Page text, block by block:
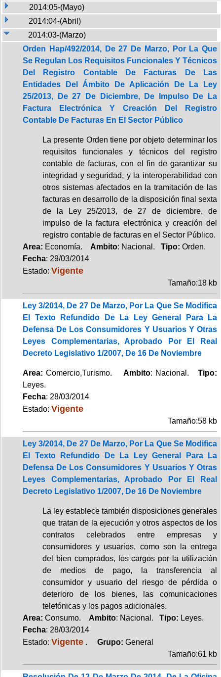
2014:05-(Mayo)
2014:04-(Abril)
2014:03-(Marzo)
Orden Hap/492/2014, De 27 De Marzo, Por La Que
Se Regulan Los Requisitos Funcionales Y Técnicos
Del Registro Contable De Facturas De Las
Entidades Del Ámbito De Aplicación De La Ley
25/2013, De 27 De Diciembre, De Impulso De La
Factura Electrónica Y Creación Del Registro
Contable De Facturas En El Sector Público
La presente Orden tiene por objeto determinar los
requisitos funcionales y técnicos del registro
contable de facturas, con el fin de garantizar su
integridad y seguridad, y la interoperabilidad con
otros sistemas afectados en la tramitación de las
facturas en desarrollo de la disposición final sexta
de la Ley 25/2013, de 27 de diciembre, de
impulso de la factura electrónica y creación del
registro contable de facturas en el Sector Público.
Area: Economía. Ambito: Nacional. Tipo: Orden.
Fecha: 29/03/2014
Estado: Vigente
Tamaño:18 kb
Ley 3/2014, De 27 De Marzo, Por La Que Se Modifica
El Texto Refundido De La Ley General Para La
Defensa De Los Consumidores Y Usuarios Y Otras
Leyes Complementarias, Aprobado Por El Real
Decreto Legislativo 1/2007, De 16 De Noviembre
Area: Comercio,Turismo.Ambito: Nacional.Tipo:
Leyes.
Fecha: 28/03/2014
Estado: Vigente
Tamaño:58 kb
Ley 3/2014, De 27 De Marzo, Por La Que Se Modifica
El Texto Refundido De La Ley General Para La
Defensa De Los Consumidores Y Usuarios Y Otras
Leyes Complementarias, Aprobado Por El Real
Decreto Legislativo 1/2007, De 16 De Noviembre
La ley establece también disposiciones generales
que tratan de la ejecución y otros aspectos de los
contratos celebrados entre empresas y
consumidores y usuarios, como son la entrega
del bien comprados, los cargos por la utilización
de medios de pago, la transferencia al
consumidor y usuario del riesgo de pérdida o
deterioro de los bienes, las comunicaciones
telefónicas y los pagos adicionales.
Area: Consumo. Ambito: Nacional. Tipo: Leyes.
Fecha: 28/03/2014
Estado: Vigente . Grupo: General
Tamaño:61 kb